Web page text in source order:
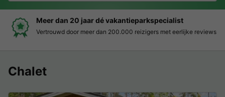
eerlijke reviews
Boek eenvoudig en zonder stress
Duidelijke prijzen, moeiteloos boeken en
Chalet